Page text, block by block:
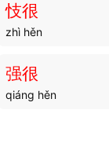
刚齐
刚絜
忮很
zhì hěn
强很
qiáng hěn